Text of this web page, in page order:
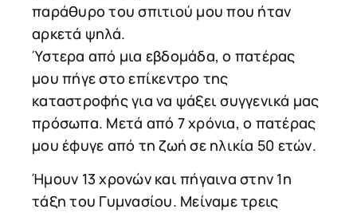
παράθυρο του σπιτιού μου που ήταν
αρκετά ψηλά.
Ύστερα από μια εβδομάδα, ο πατέρας
μου πήγε στο επίκεντρο της
καταστροφής για να ψάξει συγγενικά μας
πρόσωπα. Μετά από 7 χρόνια, ο πατέρας
μου έφυγε από τη ζωή σε ηλικία 50 ετών.
Ήμουν 13 χρονών και πήγαινα στην 1η
τάξη του Γυμνασίου. Μείναμε τρεις